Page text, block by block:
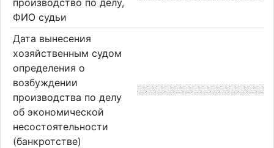
производство по делу,
ФИО судьи
Дата вынесения
хозяйственным судом
определения о
возбуждении
производства по делу
об экономической
несостоятельности
(банкротстве)